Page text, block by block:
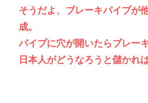
そうだよ、ブレーキパイプが
成。
パイプに穴が開いたらブレー
日本人がどうなろうと儲かれ